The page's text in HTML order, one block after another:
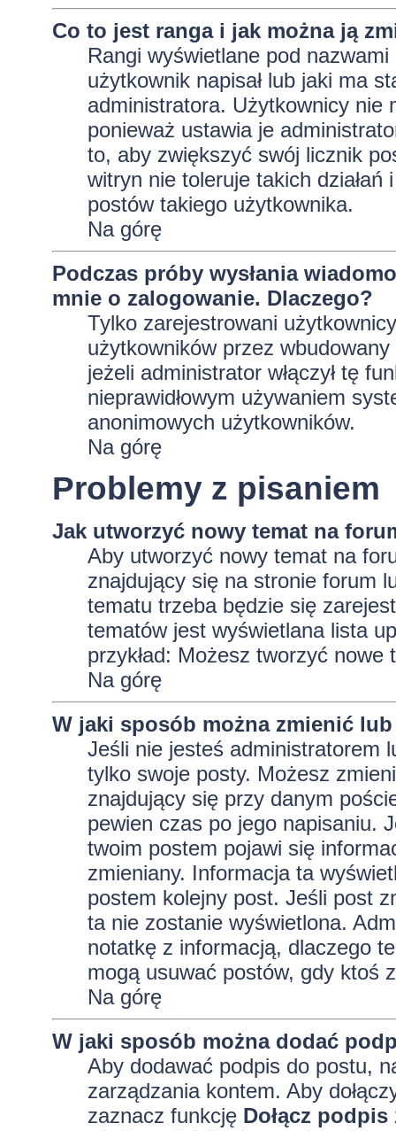
Co to jest ranga i jak można ją
Rangi wyświetlane pod
użytkownik napisał lub jaki ma
administratora. Użytkownicy nie
ponieważ ustawia je
to, aby zwiększyć swój licznik
witryn nie toleruje takich
postów takiego użytkownika.
Na górę
Podczas próby wysłania
mnie o zalogowanie. Dlaczego?
Tylko zarejestrowani
użytkowników przez
jeżeli administrator włączył tę
nieprawidłowym używaniem
anonimowych użytkowników.
Na górę
Problemy z pisaniem
Jak utworzyć nowy temat na
Aby utworzyć nowy temat na
znajdujący się na stronie forum
tematu trzeba będzie się
tematów jest wyświetlana lista
przykład: Możesz tworzyć nowe
Na górę
W jaki sposób można zmienić
Jeśli nie jesteś administratorem
tylko swoje posty. Możesz
znajdujący się przy danym
pewien czas po jego napisaniu.
twoim postem pojawi się
zmieniany. Informacja ta
postem kolejny post. Jeśli post
ta nie zostanie wyświetlona.
notatkę z informacją, dlaczego
mogą usuwać postów, gdy ktoś
Na górę
W jaki sposób można dodać
Aby dodawać podpis do postu,
zarządzania kontem. Aby
zaznacz funkcję Dołącz podpis